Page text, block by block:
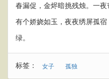
春漏促，金烬暗挑残烛。一夜
有个娇娆如玉，夜夜绣屏孤
绿。
标签： 女子 孤独